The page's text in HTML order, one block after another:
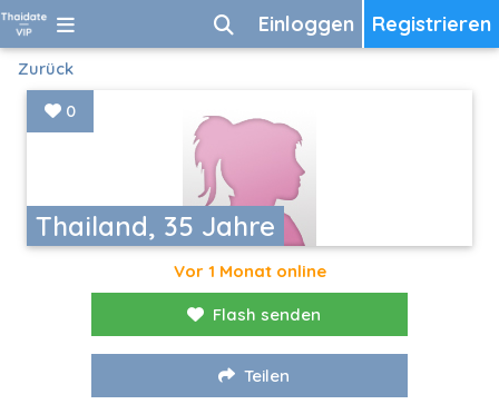
Registrieren
Einloggen
Zurück
Thailand, 35 Jahre
0
Vor 1 Monat online
Flash senden
Teilen